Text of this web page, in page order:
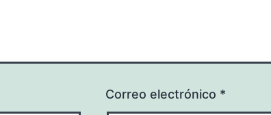
Correo electrónico *